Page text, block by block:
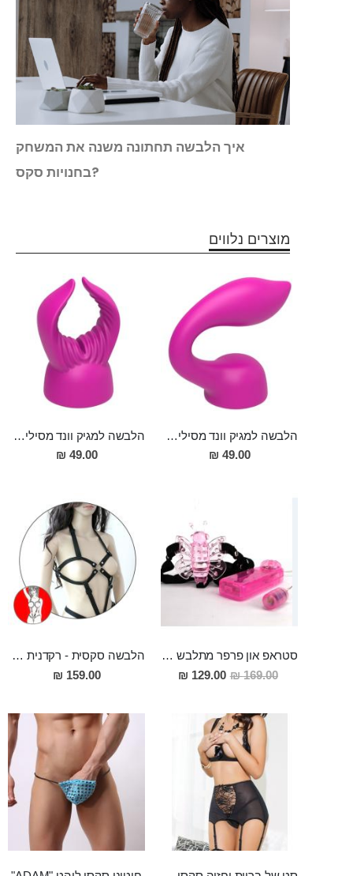
איך הלבשה תחתונה משנה את המשחק
בחנויות סקס?
מוצרים נלווים
הלבשה למגיק וונד מסיליקון רפואי מתאימה לראש של עד 5 סמ
49.00 ₪
הלבשה למגיק וונד מסיליקון רפואי לגירוי חיצוני מענג ,מתאימה למגיק וונד עם ראש עד 5 ס"מ
49.00 ₪
סטראפ און פרפר מתלבש כמו תחתונים, עם רטט
169.00 ₪
מחיר
מבצע
129.00 ₪
הלבשה סקסית - רקדנית אקזוטית
159.00 ₪